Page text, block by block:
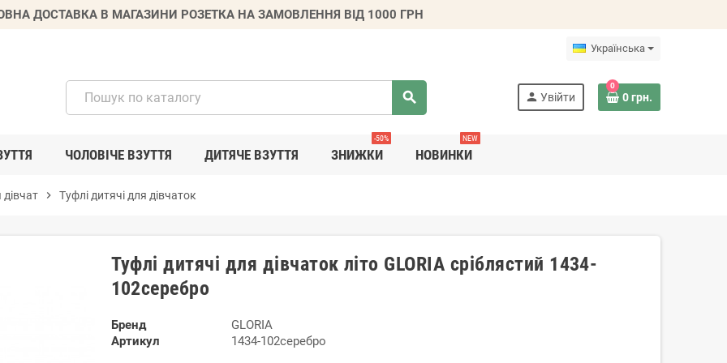
ДОСТАВКА В МАГАЗИНИ РОЗЕТКА НА ЗАМОВЛЕННЯ ВІД 1000 ГРН
Українська
search person Увійти
0
0 грн.
ЧОЛОВІЧЕ ВЗУТТЯ ДИТЯЧЕ ВЗУТТЯ ЗНИЖКИ
-50%
НОВИНКИ
NEW
дівчат chevron_right Туфлі дитячі для дівчаток
Туфлі дитячі для дівчаток літо GLORIA сріблястий 1434-
102серебро
Бренд
GLORIA
Артикул
1434-102серебро